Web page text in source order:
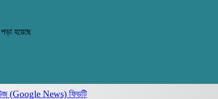
হয়েছে
(Google News) ফিডটি